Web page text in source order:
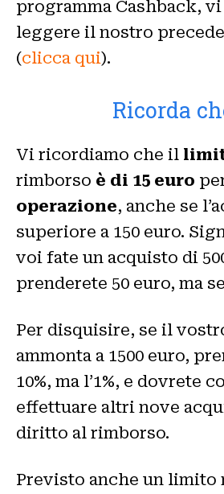
programma Cashback,
leggere il nostro
(clicca qui).
Ricorda
Vi ricordiamo che il
rimborso è di 15 euro
operazione, anche se
superiore a 150 euro.
voi fate un acquisto di
prenderete 50 euro, ma
Per disquisire, se il
ammonta a 1500 euro,
10%, ma l’1%, e dovrete
effettuare altri nove
diritto al rimborso.
Previsto anche un limito